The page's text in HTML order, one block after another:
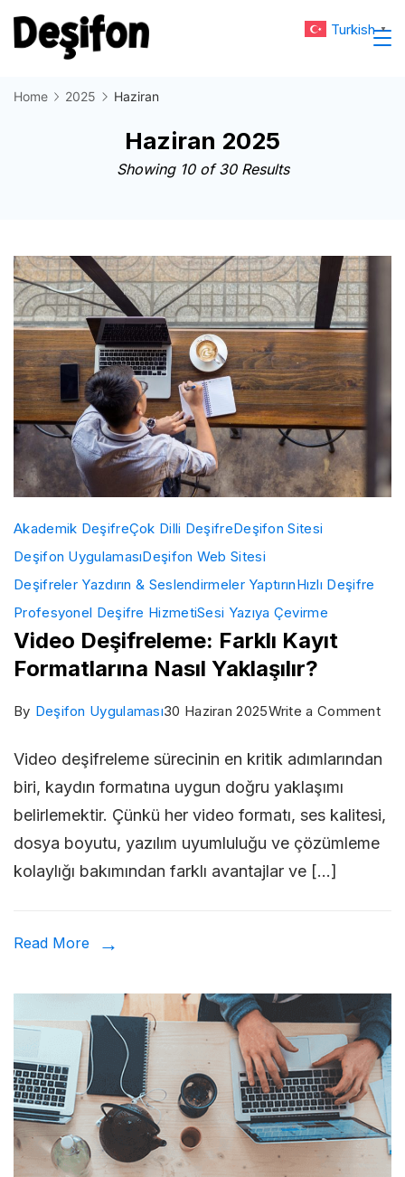
Skip
to
Home 2025 Haziran
Haziran 2025
Showing 10 of 30 Results
Akademik DeşifreÇok Dilli DeşifreDeşifon Sitesi
Deşifon UygulamasıDeşifon Web Sitesi
Deşifreler Yazdırın & Seslendirmeler YaptırınHızlı Deşifre
Profesyonel Deşifre HizmetiSesi Yazıya Çevirme
Video Deşifreleme: Farklı Kayıt
Formatlarına Nasıl Yaklaşılır?
By Deşifon Uygulaması30 Haziran 2025Write a Commenton
Video deşifreleme sürecinin en kritik adımlarından
biri, kaydın formatına uygun doğru yaklaşımı
belirlemektir. Çünkü her video formatı, ses kalitesi,
dosya boyutu, yazılım uyumluluğu ve çözümleme
kolaylığı bakımından farklı avantajlar ve […]
Read More
Turkish ▼